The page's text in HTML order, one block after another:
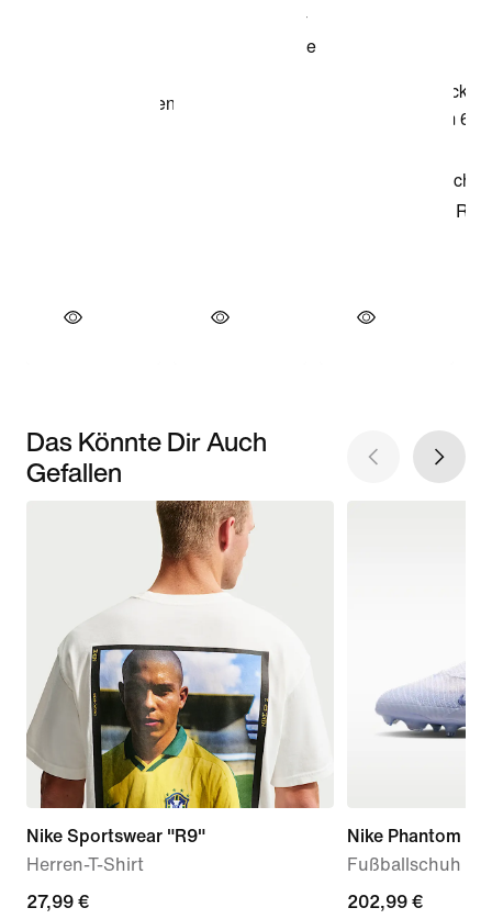
Das Könnte Dir Auch
Gefallen
Nike Sportswear "R9"
Herren-T-Shirt
current
27,99 €
Nike Phantom 6
Fußballschuh
current
202,99 €